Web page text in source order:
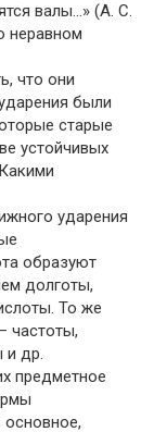
валы…» (А. С.
неравном
что они
были
старые
устойчивых
ударения
образуют
долготы,
То же
частоты,
и др.
предметное